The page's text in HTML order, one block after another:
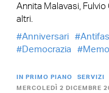
Annita Malavasi,
altri.
Anniversari
Democrazia
IN PRIMO PIANO
SERVIZI
MERCOLEDÌ 2 DICEMBRE